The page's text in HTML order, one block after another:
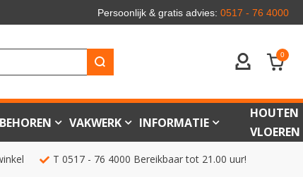
Persoonlijk & gratis advies: 0517 - 76 4000
ACCOUNT
0
VAKWERK INFORMATIE
HOUTEN
VLOEREN
T 0517 - 76 4000 Bereikbaar tot 21.00 uur!